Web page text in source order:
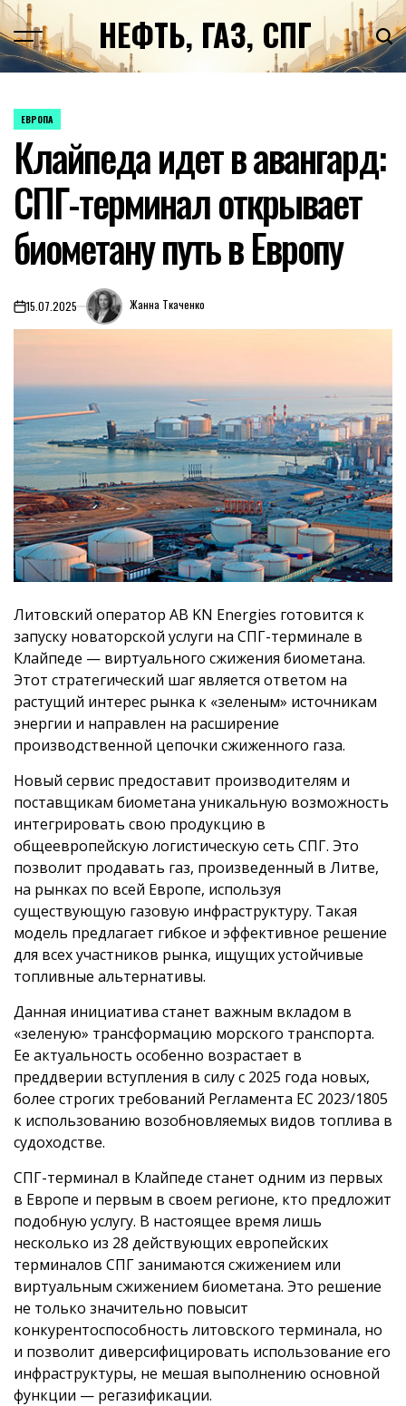
Перейти
к
содержимомуНЕФТЬ, ГАЗ, СПГ
ОПУБЛИКОВАНО
ЕВРОПА
Клайпеда идет в авангард:
СПГ-терминал открывает
биометану путь в Европу
on15.07.2025 Жанна Ткаченко
Литовский оператор AB KN Energies готовится к
запуску новаторской услуги на СПГ-терминале в
Клайпеде — виртуального сжижения биометана.
Этот стратегический шаг является ответом на
растущий интерес рынка к «зеленым» источникам
энергии и направлен на расширение
производственной цепочки сжиженного газа.
Новый сервис предоставит производителям и
поставщикам биометана уникальную возможность
интегрировать свою продукцию в
общеевропейскую логистическую сеть СПГ. Это
позволит продавать газ, произведенный в Литве,
на рынках по всей Европе, используя
существующую газовую инфраструктуру. Такая
модель предлагает гибкое и эффективное решение
для всех участников рынка, ищущих устойчивые
топливные альтернативы.
Данная инициатива станет важным вкладом в
«зеленую» трансформацию морского транспорта.
Ее актуальность особенно возрастает в
преддверии вступления в силу с 2025 года новых,
более строгих требований Регламента ЕС 2023/1805
к использованию возобновляемых видов топлива в
судоходстве.
СПГ-терминал в Клайпеде станет одним из первых
в Европе и первым в своем регионе, кто предложит
подобную услугу. В настоящее время лишь
несколько из 28 действующих европейских
терминалов СПГ занимаются сжижением или
виртуальным сжижением биометана. Это решение
не только значительно повысит
конкурентоспособность литовского терминала, но
и позволит диверсифицировать использование его
инфраструктуры, не мешая выполнению основной
функции — регазификации.